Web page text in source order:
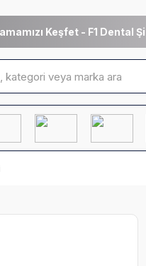
Keşfet - F1 Dental